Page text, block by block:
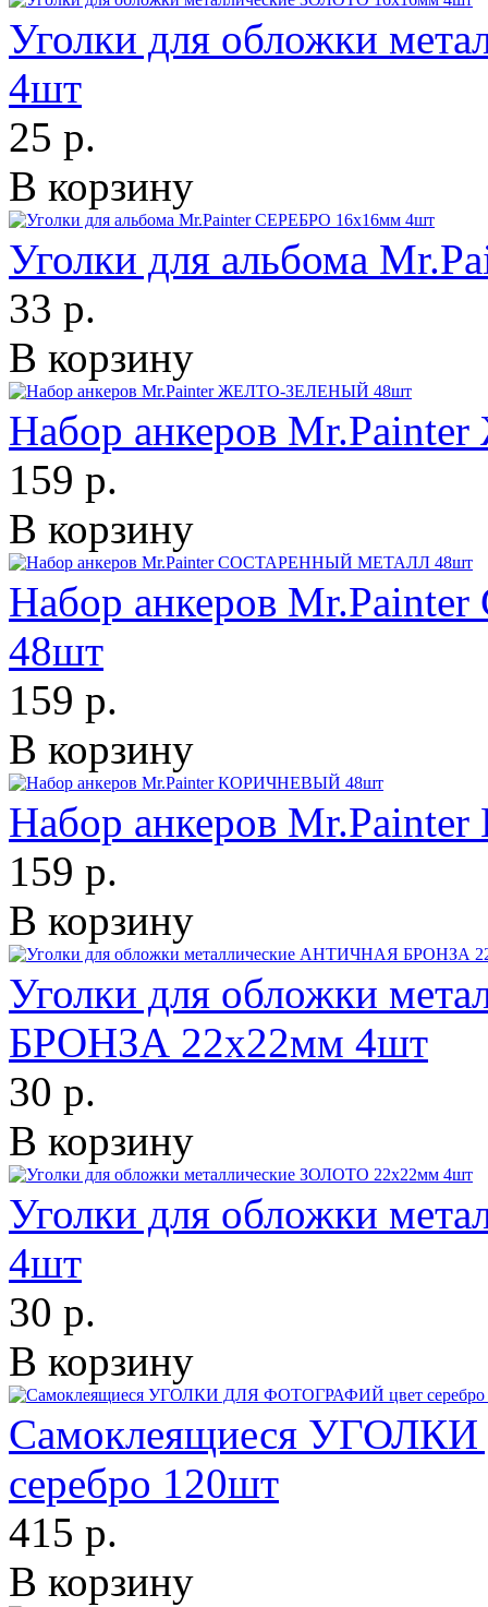
Уголки для обложки
4шт
25 р.
В корзину
Уголки для альбома
33 р.
В корзину
Набор анкеров
159 р.
В корзину
Набор анкеров
48шт
159 р.
В корзину
Набор анкеров
159 р.
В корзину
Уголки для обложки
БРОНЗА 22х22мм 4шт
30 р.
В корзину
Уголки для обложки
4шт
30 р.
В корзину
Самоклеящиеся
серебро 120шт
415 р.
В корзину